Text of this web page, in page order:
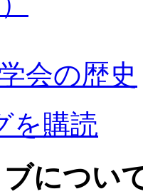
会の歴史
を購読
につい